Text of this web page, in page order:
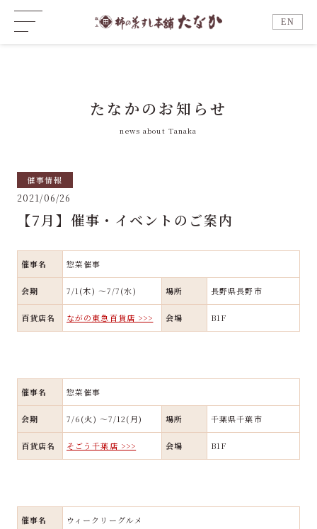
EN
たなかのお知らせ
news about Tanaka
催事情報
2021/06/26
【7月】催事・イベントのご案内
催事名 惣菜催事
会期 7/1(木) ～7/7(水) 場所 長野県長野市
百貨店名 ながの東急百貨店 >>> 会場 B1F
催事名 惣菜催事
会期 7/6(火) ～7/12(月) 場所 千葉県千葉市
百貨店名 そごう千葉店 >>> 会場 B1F
催事名 ウィークリーグルメ